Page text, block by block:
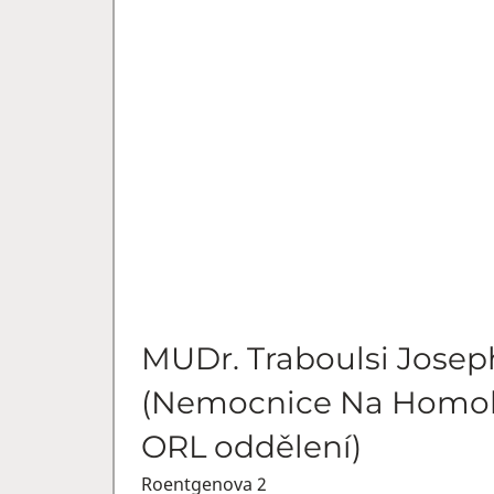
MUDr. Traboulsi
(Nemocnice Na
ORL oddělení)
Roentgenova 2